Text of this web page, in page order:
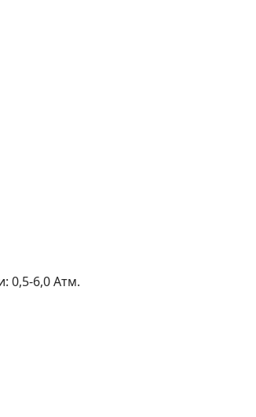
0,5-6,0 Атм.